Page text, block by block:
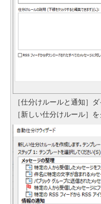
［仕分けルールと通知］
［新しい仕分けルール］